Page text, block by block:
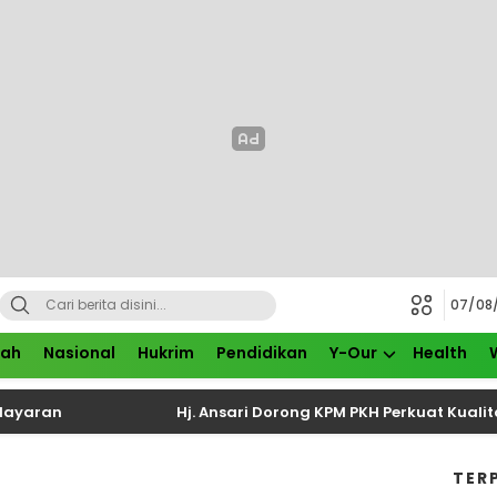
07/
Nasional Hukrim Pendidikan Y-Our Health
Hj. Ansari Dorong KPM PKH Perkuat Kualitas